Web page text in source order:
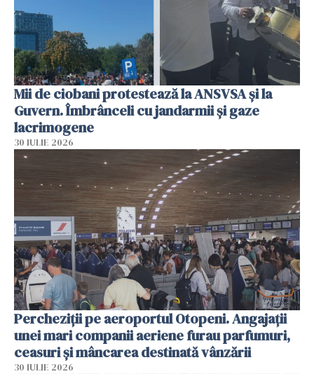
Mii de ciobani protestează la ANSVSA și la
Guvern. Îmbrânceli cu jandarmii și gaze
lacrimogene
30 IULIE 2026
Percheziții pe aeroportul Otopeni. Angajații
unei mari companii aeriene furau parfumuri,
ceasuri și mâncarea destinată vânzării
30 IULIE 2026